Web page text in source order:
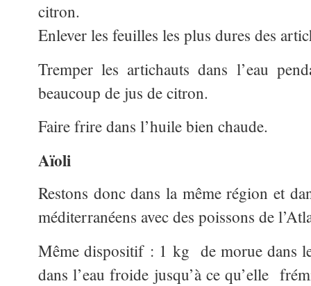
citron.
Enlever les feuilles les plus dures des
Tremper les artichauts dans l’eau
beaucoup de jus de citron.
Faire frire dans l’huile bien chaude.
Aïoli
Restons donc dans la même région et
méditerranéens avec des poissons de
Même dispositif : 1 kg de morue dans
dans l’eau froide jusqu’à ce qu’elle